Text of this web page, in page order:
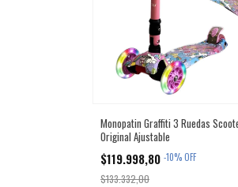
Monopatin Graffiti 3 Ruedas
Original Ajustable
$119.998,80 -10%OFF
$133.332,00